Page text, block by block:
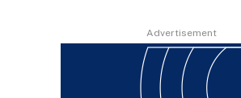
Advertisement